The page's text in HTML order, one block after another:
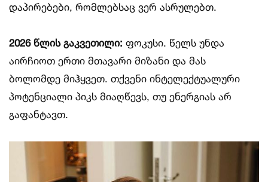
დაპირებები, რომლებსაც ვერ ასრულებთ.
2026 წლის გაკვეთილი: ფოკუსი. წელს უნდა
აირჩიოთ ერთი მთავარი მიზანი და მას
ბოლომდე მიჰყვეთ. თქვენი ინტელექტუალური
პოტენციალი პიკს მიაღწევს, თუ ენერგიას არ
გაფანტავთ.